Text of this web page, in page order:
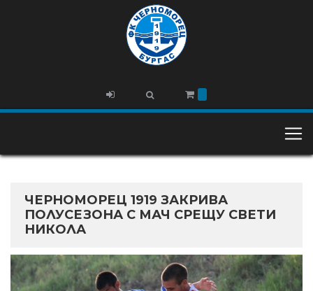
ЧЕРНОМОРЕЦ 1919 ЗАКРИВА
ПОЛУСЕЗОНА С МАЧ СРЕЩУ СВЕТИ
НИКОЛА